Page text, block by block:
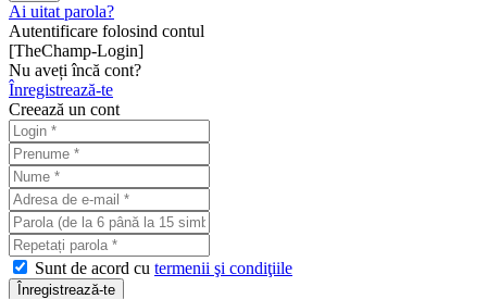
Ai uitat parola?
Autentificare folosind contul
[TheChamp-Login]
Nu aveți încă cont?
Înregistrează-te
Creează un cont
Sunt de acord cu termenii şi condiţiile